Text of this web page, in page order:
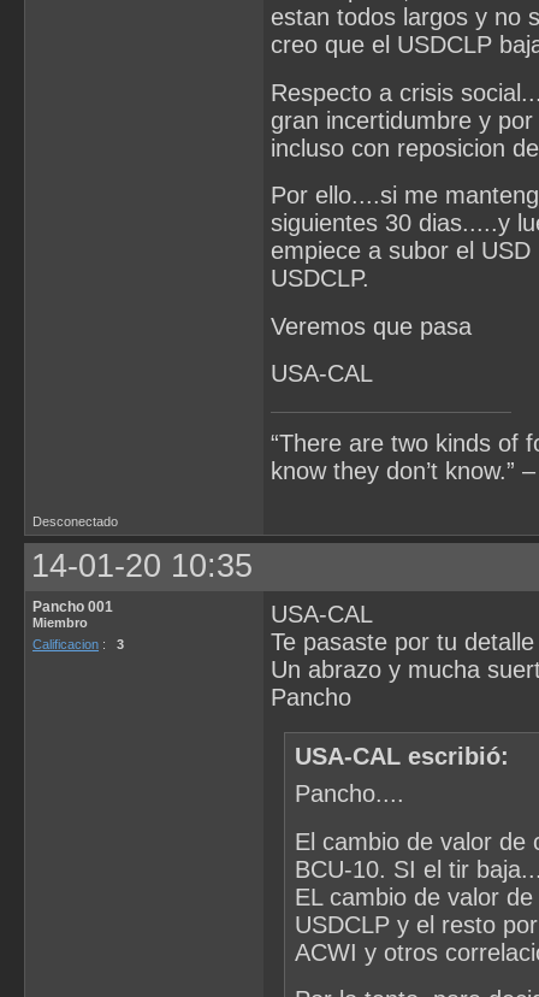
estan todos largos y no
creo que el USDCLP
Respecto a crisis
gran incertidumbre y
incluso con reposicion
Por ello....si me
siguientes 30 dias.....y
empiece a subor el
USDCLP.
Veremos que pasa
USA-CAL
“There are two kinds of
know they don’t know.”
Desconectado
14-01-20 10:35
Pancho 001
Miembro
Calificacion : 3
USA-CAL
Te pasaste por tu
Un abrazo y mucha
Pancho
USA-CAL escribió:
Pancho....
El cambio de valor de
BCU-10. SI el tir
EL cambio de valor
USDCLP y el resto
ACWI y otros